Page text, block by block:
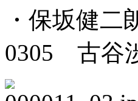
・保坂健二
0305 古谷